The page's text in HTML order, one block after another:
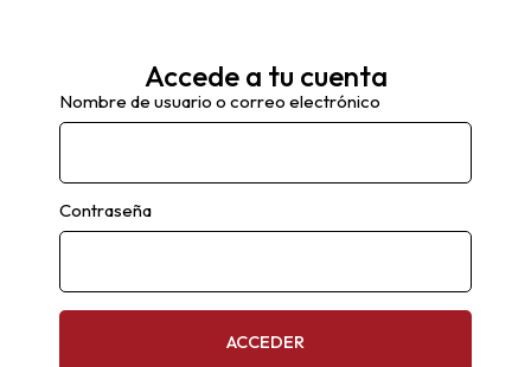
Accede a tu cuenta
Nombre de usuario o correo electrónico
Contraseña
ACCEDER